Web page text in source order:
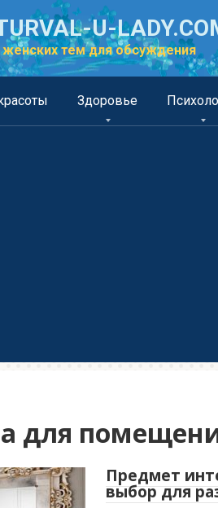
U-
тем для обсуждения
Здоровье
для
Предмет
выбор для